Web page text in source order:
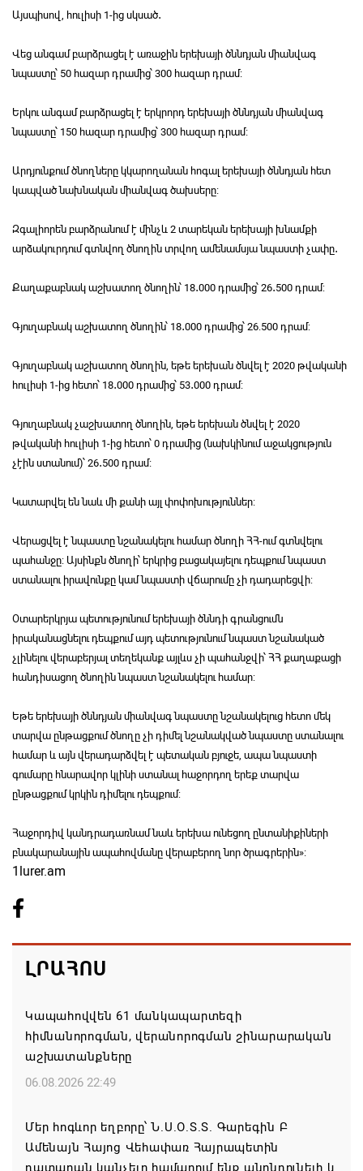
Այսպիսով, հուլիսի 1-ից սկսած․
Վեց անգամ բարձրացել է առաջին երեխայի ծննդյան միանվագ
նպաստը՝ 50 հազար դրամից՝ 300 հազար դրամ։
Երկու անգամ բարձրացել է երկրորդ երեխայի ծննդյան միանվագ
նպաստը՝ 150 հազար դրամից՝️ 300 հազար դրամ։
Արդյունքում ծնողները կկարողանան հոգալ երեխայի ծննդյան հետ
կապված նախնական միանվագ ծախսերը։
Զգալիորեն բարձրանում է մինչև 2 տարեկան երեխայի խնամքի
արձակուրդում գտնվող ծնողին տրվող ամենամսյա նպաստի չափը․
Քաղաքաբնակ աշխատող ծնողին՝ 18․000 դրամից՝ 26․500 դրամ:
Գյուղաբնակ աշխատող ծնողին՝ 18․000 դրամից՝️ 26.500 դրամ:
Գյուղաբնակ աշխատող ծնողին, եթե երեխան ծնվել է 2020 թվականի
հուլիսի 1-ից հետո՝ 18․000 դրամից՝️ 53․000 դրամ:
Գյուղաբնակ չաշխատող ծնողին, եթե երեխան ծնվել է 2020
թվականի հուլիսի 1-ից հետո՝ 0 դրամից (նախկինում աջակցություն
չէին ստանում)՝ 26․500 դրամ։
Կատարվել են նաև մի քանի այլ փոփոխություններ։
Վերացվել է նպաստը նշանակելու համար ծնողի ՀՀ-ում գտնվելու
պահանջը: Այսինքն ծնողի՝ երկրից բացակայելու դեպքում նպաստ
ստանալու իրավունքը կամ նպաստի վճարումը չի դադարեցվի:
Օտարերկրյա պետությունում երեխայի ծննդի գրանցումն
իրականացնելու դեպքում այդ պետությունում նպաստ նշանակած
չլինելու վերաբերյալ տեղեկանք այլևս չի պահանջվի՝ ՀՀ քաղաքացի
հանդիսացող ծնողին նպաստ նշանակելու համար:
Եթե երեխայի ծննդյան միանվագ նպաստը նշանակելուց հետո մեկ
տարվա ընթացքում ծնողը չի դիմել նշանակված նպաստը ստանալու
համար և այն վերադարձվել է պետական բյուջե, ապա նպաստի
գումարը հնարավոր կլինի ստանալ հաջորդող երեք տարվա
ընթացքում կրկին դիմելու դեպքում:
Հաջորդիվ կանդրադառնամ նաև երեխա ունեցող ընտանիքիների
բնակարանային ապահովմանը վերաբերող նոր ծրագրերին»։
1lurer.am
ԼՐԱՀՈՍ
Կապահովվեն 61 մանկապարտեզի
հիմնանորոգման, վերանորոգման շինարարական
աշխատանքները
06.08.2026 22:49
Մեր հոգևոր եղբորը՝ Ն.Ս.Օ.Տ.Տ. Գարեգին Բ
Ամենայն Հայոց Վեհափառ Հայրապետին
դատարան կանչելը համարում ենք անընդունելի և